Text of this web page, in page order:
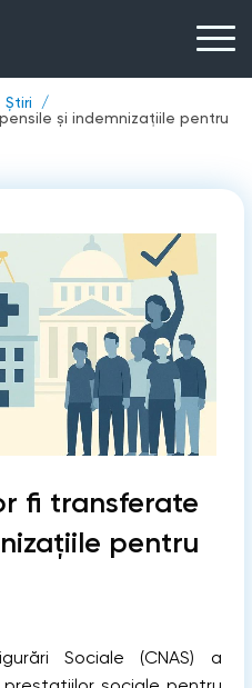
Știri
și indemnizațiile pentru
fi transferate
pentru
Sociale (CNAS) a